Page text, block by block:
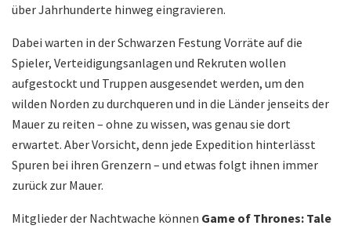
über Jahrhunderte hinweg eingravieren.
Dabei warten in der Schwarzen Festung Vorräte auf die
Spieler, Verteidigungsanlagen und Rekruten wollen
aufgestockt und Truppen ausgesendet werden, um den
wilden Norden zu durchqueren und in die Länder jenseits der
Mauer zu reiten – ohne zu wissen, was genau sie dort
erwartet. Aber Vorsicht, denn jede Expedition hinterlässt
Spuren bei ihren Grenzern – und etwas folgt ihnen immer
zurück zur Mauer.
Mitglieder der Nachtwache können Game of Thrones: Tale